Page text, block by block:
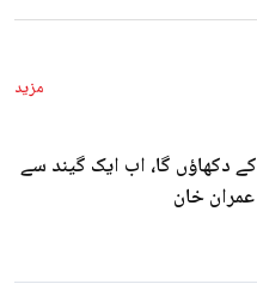
مزید
دکھاؤں گا، اب ایک گیند سے